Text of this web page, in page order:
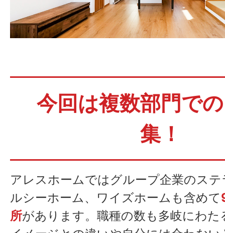
ステラスホームのイン
ら！
外部リンク
今回は複数部門で
集！
アレスホームではグループ企業のス
ルシーホーム、ワイズホームも含めて
所があります。職種の数も多岐にわた